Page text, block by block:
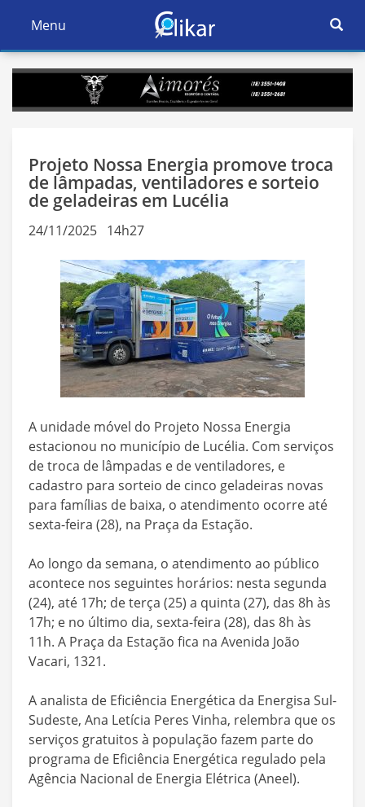
Ativar
Navegação
Menu
Ativar
Projeto Nossa Energia promove troca
de lâmpadas, ventiladores e sorteio
de geladeiras em Lucélia
24/11/2025 14h27
A unidade móvel do Projeto Nossa Energia
estacionou no município de Lucélia. Com serviços
de troca de lâmpadas e de ventiladores, e
cadastro para sorteio de cinco geladeiras novas
para famílias de baixa, o atendimento ocorre até
sexta-feira (28), na Praça da Estação.
Ao longo da semana, o atendimento ao público
acontece nos seguintes horários: nesta segunda
(24), até 17h; de terça (25) a quinta (27), das 8h às
17h; e no último dia, sexta-feira (28), das 8h às
11h. A Praça da Estação fica na Avenida João
Vacari, 1321.
A analista de Eficiência Energética da Energisa Sul-
Sudeste, Ana Letícia Peres Vinha, relembra que os
serviços gratuitos à população fazem parte do
programa de Eficiência Energética regulado pela
Agência Nacional de Energia Elétrica (Aneel).